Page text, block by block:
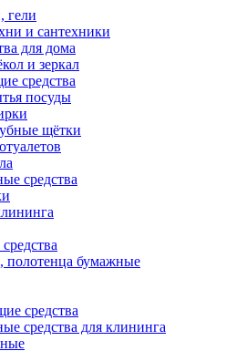
гели
и сантехники
для дома
и зеркал
средства
посуды
щётки
средства
полотенца бумажные
средства
средства для клининга